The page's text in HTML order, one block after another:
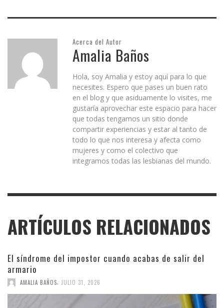
Acerca del Autor
Amalia Baños
Hola, soy Amalia y estoy aquí para lo que
necesites. Espero que pases un buen rato
en el blog y que asiduamente lo visites, me
gustaría aprovechar este espacio para hacer
que todas tengamos un sitio donde
compartir experiencias y estar al tanto de
todo lo que nos interesa y afecta como
mujeres y como el colectivo que
integramos todas las lesbianas del mundo.
ARTÍCULOS RELACIONADOS
El síndrome del impostor cuando acabas de salir del
armario
AMALIA BAÑOS JULIO 31, 2026